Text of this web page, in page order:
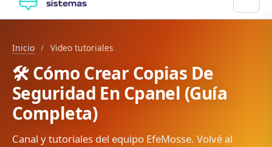
Inicio / Video tutoriales
🛠️ Cómo Crear Copias De
Seguridad En Cpanel (Guía
Completa)
Canal y tutoriales del equipo EfeMosse. Volvé al